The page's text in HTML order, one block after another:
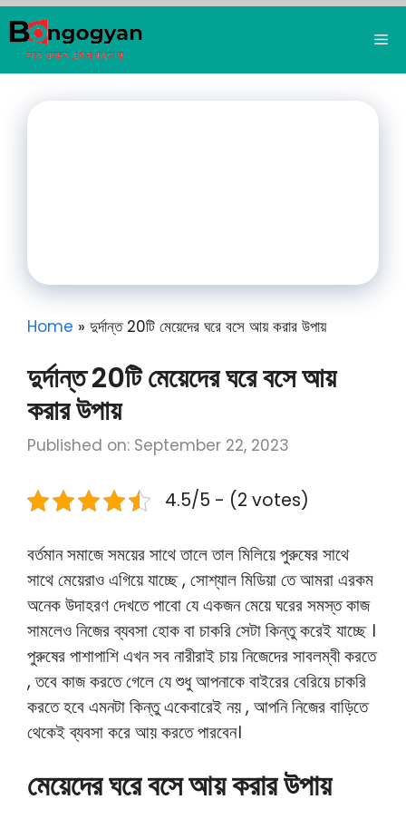
Skip
to
content
Home » দুর্দান্ত 20টি মেয়েদের ঘরে বসে আয় করার উপায়
দুর্দান্ত 20টি মেয়েদের ঘরে বসে আয়
করার উপায়
Published on: September 22, 2023
4.5/5 - (2 votes)
বর্তমান সমাজে সময়ের সাথে তালে তাল মিলিয়ে পুরুষের সাথে
সাথে মেয়েরাও এগিয়ে যাচ্ছে , সোশ্যাল মিডিয়া তে আমরা এরকম
অনেক উদাহরণ দেখতে পাবো যে একজন মেয়ে ঘরের সমস্ত কাজ
সামলেও নিজের ব্যবসা হোক বা চাকরি সেটা কিন্তু করেই যাচ্ছে ।
পুরুষের পাশাপাশি এখন সব নারীরাই চায় নিজেদের সাবলম্বী করতে
, তবে কাজ করতে গেলে যে শুধু আপনাকে বাইরের বেরিয়ে চাকরি
করতে হবে এমনটা কিন্তু একেবারেই নয় , আপনি নিজের বাড়িতে
থেকেই ব্যবসা করে আয় করতে পারবেন।
মেয়েদের ঘরে বসে আয় করার উপায়